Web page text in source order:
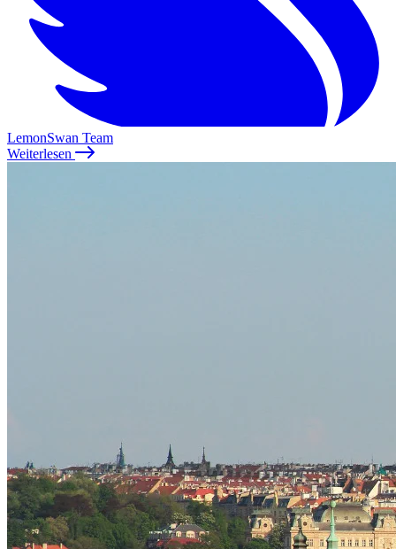
LemonSwan Team
Weiterlesen